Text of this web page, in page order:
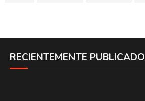
RECIENTEMENTE PUBLICADO